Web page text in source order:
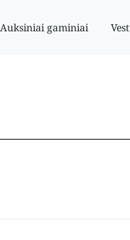
Auksiniai gaminiai